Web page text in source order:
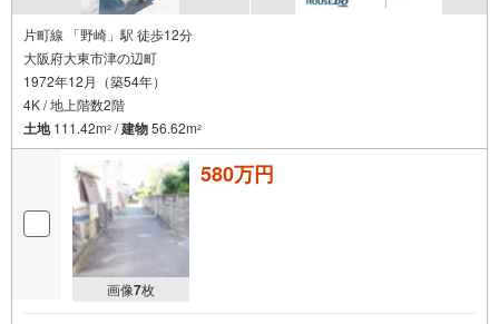
片町線 「野崎」駅 徒歩12分
大阪府大東市津の辺町
1972年12月（築54年）
4K / 地上階数2階
土地111.42m2 /建物56.62m2
画像7枚
580万円